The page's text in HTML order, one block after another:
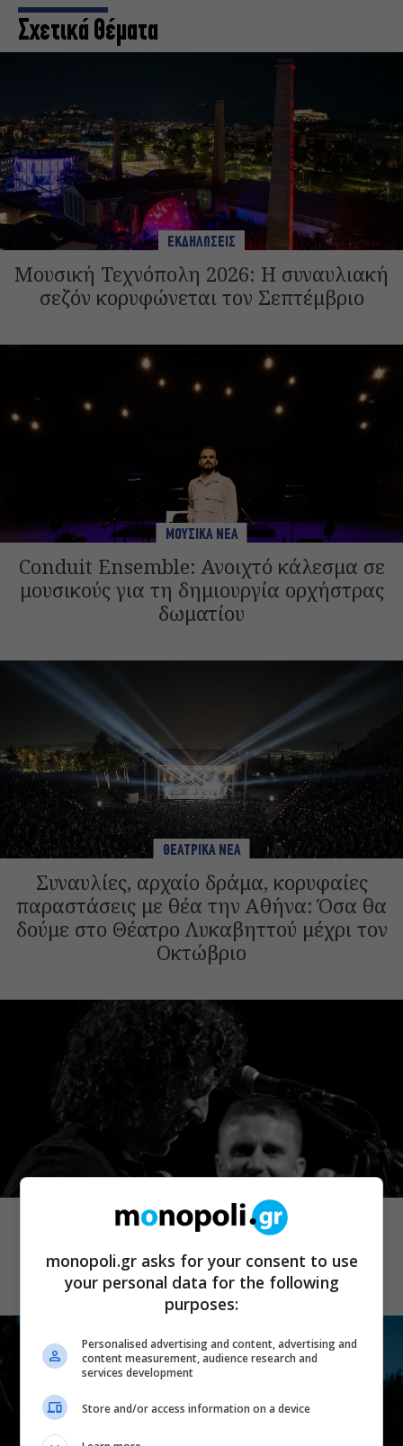
Σχετικά Θέματα
ΕΚΔΗΛΩΣΕΙΣ
Μουσική Τεχνόπολη 2026: Η συναυλιακή
σεζόν κορυφώνεται τον Σεπτέμβριο
ΜΟΥΣΙΚΑ ΝΕΑ
Conduit Ensemble: Ανοιχτό κάλεσμα σε
μουσικούς για τη δημιουργία ορχήστρας
δωματίου
ΘΕΑΤΡΙΚΑ ΝΕΑ
Συναυλίες, αρχαίο δράμα, κορυφαίες
παραστάσεις με θέα την Αθήνα: Όσα θα
δούμε στο Θέατρο Λυκαβηττού μέχρι τον
Οκτώβριο
Οι Ξυλούρηδες live στο Ρέθυμνο –
Πανηγύρι για την ενίσχυση του
πυροσβεστικού σώματος του νομού
monopoli.gr asks for your consent to use
your personal data for the following
purposes:
Personalised advertising and content, advertising and
content measurement, audience research and
services development
Store and/or access information on a device